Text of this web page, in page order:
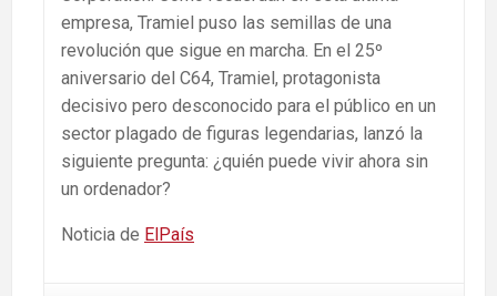
empresa, Tramiel puso las semillas de una
revolución que sigue en marcha. En el 25º
aniversario del C64, Tramiel, protagonista
decisivo pero desconocido para el público en un
sector plagado de figuras legendarias, lanzó la
siguiente pregunta: ¿quién puede vivir ahora sin
un ordenador?
Noticia de ElPaís